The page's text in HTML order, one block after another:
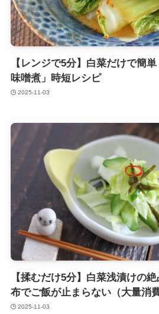
【レンジで5分】白菜だけで簡
味噌煮」時短レシピ
2025-11-03
【揉むだけ5分】白菜浅漬けの
布でご飯が止まらない（大量消
2025-11-03